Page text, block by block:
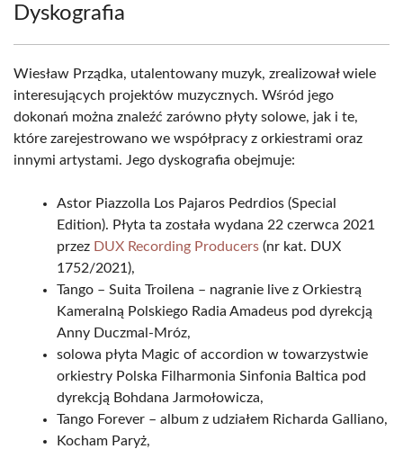
Dyskografia
Wiesław Prządka, utalentowany muzyk, zrealizował wiele
interesujących projektów muzycznych. Wśród jego
dokonań można znaleźć zarówno płyty solowe, jak i te,
które zarejestrowano we współpracy z orkiestrami oraz
innymi artystami. Jego dyskografia obejmuje:
Astor Piazzolla Los Pajaros Pedrdios (Special
Edition). Płyta ta została wydana 22 czerwca 2021
przez DUX Recording Producers (nr kat. DUX
1752/2021),
Tango – Suita Troilena – nagranie live z Orkiestrą
Kameralną Polskiego Radia Amadeus pod dyrekcją
Anny Duczmal-Mróz,
solowa płyta Magic of accordion w towarzystwie
orkiestry Polska Filharmonia Sinfonia Baltica pod
dyrekcją Bohdana Jarmołowicza,
Tango Forever – album z udziałem Richarda Galliano,
Kocham Paryż,